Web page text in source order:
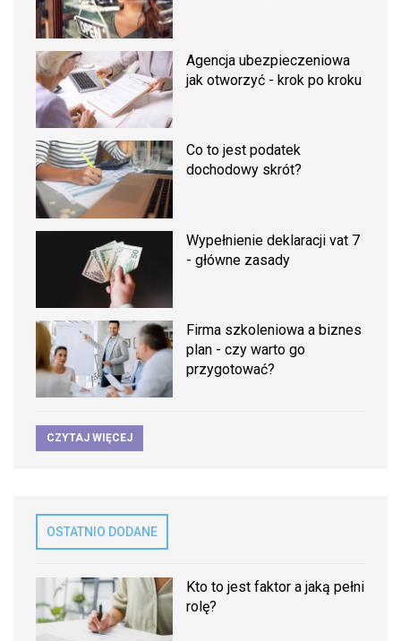
Agencja ubezpieczeniowa
jak otworzyć - krok po kroku
Co to jest podatek
dochodowy skrót?
Wypełnienie deklaracji vat 7
- główne zasady
Firma szkoleniowa a biznes
plan - czy warto go
przygotować?
CZYTAJ WIĘCEJ
OSTATNIO DODANE
Kto to jest faktor a jaką pełni
rolę?